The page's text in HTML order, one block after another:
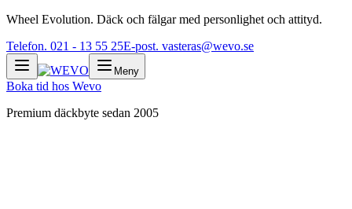
Wheel Evolution. Däck och fälgar med personlighet och attityd.
Telefon. 021 - 13 55 25E-post. vasteras@wevo.se
Meny
Boka tid hos Wevo
Premium däckbyte sedan 2005